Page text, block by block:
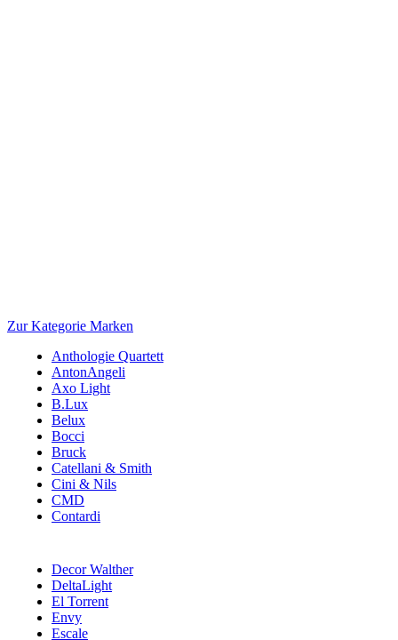
Zur Kategorie Marken
Anthologie Quartett
AntonAngeli
Axo Light
B.Lux
Belux
Bocci
Bruck
Catellani & Smith
Cini & Nils
CMD
Contardi
Decor Walther
DeltaLight
El Torrent
Envy
Escale